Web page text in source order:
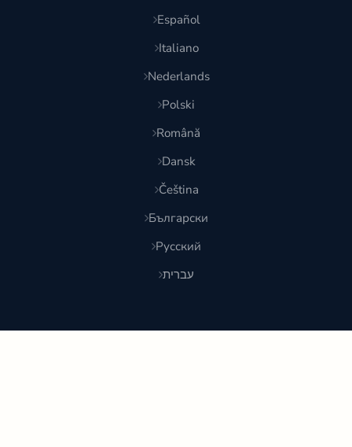
Español
Italiano
Nederlands
Polski
Română
Dansk
Čeština
Български
Русский
עברית